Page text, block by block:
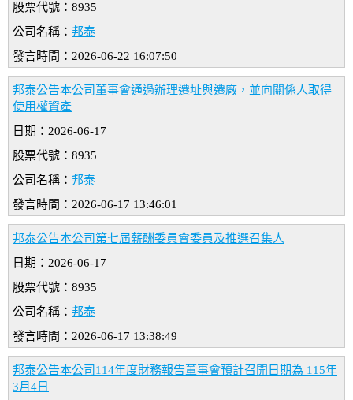
股票代號：8935
公司名稱： 邦泰
發言時間：2026-06-22 16:07:50
邦泰公告本公司董事會通過辦理遷址與遷廠，並向關係人取得
使用權資產
日期：2026-06-17
股票代號：8935
公司名稱： 邦泰
發言時間：2026-06-17 13:46:01
邦泰公告本公司第七屆薪酬委員會委員及推選召集人
日期：2026-06-17
股票代號：8935
公司名稱： 邦泰
發言時間：2026-06-17 13:38:49
邦泰公告本公司114年度財務報告董事會預計召開日期為 115年
3月4日